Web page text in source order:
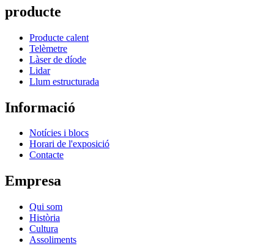
producte
Producte calent
Telèmetre
Làser de díode
Lidar
Llum estructurada
Informació
Notícies i blocs
Horari de l'exposició
Contacte
Empresa
Qui som
Història
Cultura
Assoliments